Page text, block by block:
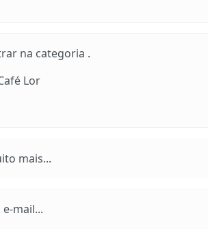
na categoria .
Lor
mais...
mail...